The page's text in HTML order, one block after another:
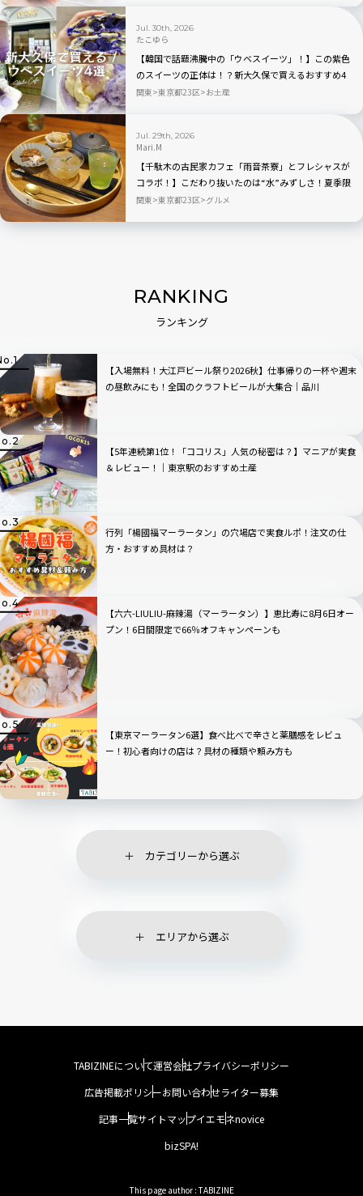
Jul. 30th, 2026
たこゆら
【韓国で話題沸騰中の「ウベスイーツ」！】この紫色
のスイーツの正体は！？新大久保で買えるおすすめ4
選を実食レビュー
関東 東京都23区 お土産
Jul. 29th, 2026
Mari.M
【千駄木の古民家カフェ「雨音茶寮」とフレシャスが
コラボ！】こだわり抜いたのは“水”みずしさ！夏季限
定の冷茶と和菓子が登場
関東 東京都23区 グルメ
RANKING
ランキング
【入場無料！大江戸ビール祭り2026秋】仕事帰りの一杯や週末
の昼飲みにも！全国のクラフトビールが大集合｜品川
【5年連続第1位！「ココリス」人気の秘密は？】マニアが実食
＆レビュー！｜東京駅のおすすめ土産
行列「楊國福マーラータン」の穴場店で実食ルポ！注文の仕
方・おすすめ具材は？
【六六-LIULIU-麻辣湯（マーラータン）】恵比寿に8月6日オー
プン！6日間限定で66％オフキャンペーンも
【東京マーラータン6選】食べ比べで辛さと薬膳感をレビュ
ー！初心者向けの店は？具材の種類や頼み方も
カテゴリーから選ぶ
エリアから選ぶ
TABIZINEについて運営会社プライバシーポリシー
広告掲載ポリシーお問い合わせライター募集
記事一覧サイトマップイエモネnovice
bizSPA!
This page author : TABIZINE